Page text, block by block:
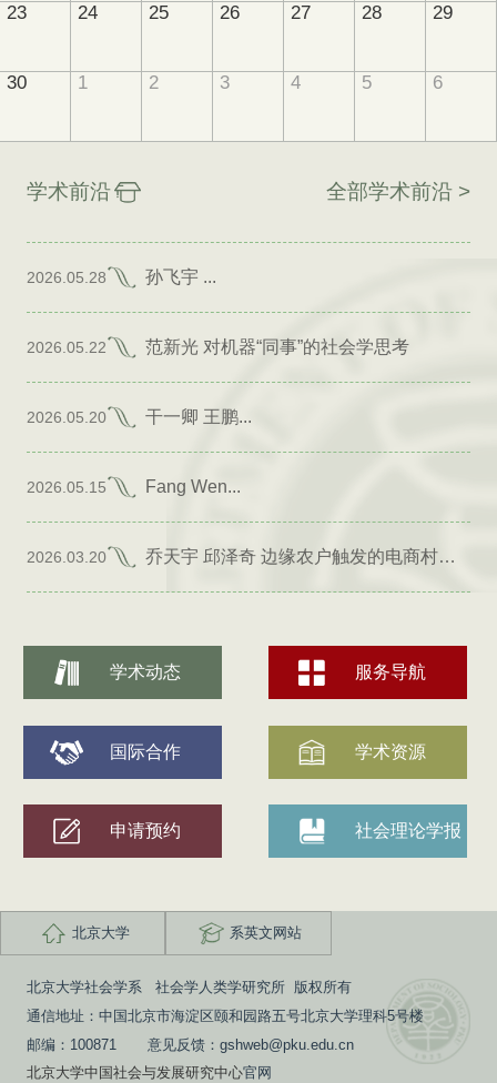
23 24 25 26 27 28 29
30 1 2 3 4 5 6
学术前沿 全部学术前沿 >
2026.05.28 孙飞宇 ...
2026.05.22 范新光 对机器“同事”的社会学思考
2026.05.20 干一卿 王鹏...
2026.05.15 Fang Wen...
2026.03.20 乔天宇 邱泽奇 边缘农户触发的电商村形成
学术动态 服务导航
国际合作 学术资源
申请预约 社会理论学报
北京大学 系英文网站
北京大学社会学系 社会学人类学研究所 版权所有
通信地址：中国北京市海淀区颐和园路五号北京大学理科5号楼
邮编：100871 意见反馈：gshweb@pku.edu.cn
北京大学中国社会与发展研究中心官网